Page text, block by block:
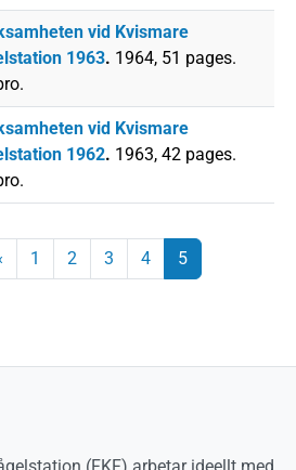
vid Kvismare
1963. 1964, 51 pages.
vid Kvismare
1962. 1963, 42 pages.
sida
Sida
1 Sida
2 Sida
3 Sida
4 Sida
5